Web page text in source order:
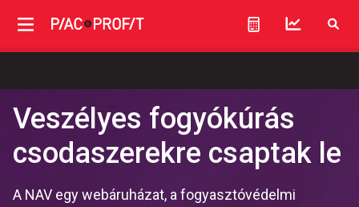
Veszélyes fogyókúrás
csodaszerekre csaptak le
A NAV egy webáruházat, a fogyasztóvédelmi